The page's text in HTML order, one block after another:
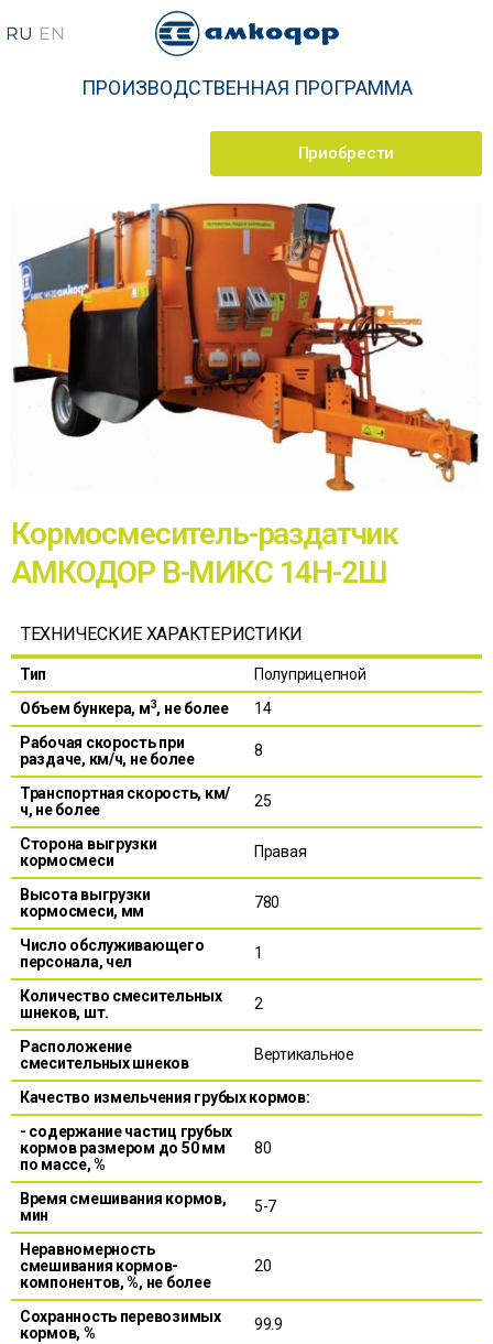
ПРОИЗВОДСТВЕННАЯ ПРОГРАММА
Приобрести
Кормосмеситель-раздатчик
АМКОДОР В-МИКС 14Н-2Ш
ТЕХНИЧЕСКИЕ ХАРАКТЕРИСТИКИ
Тип
Полуприцепной
Объем бункера, м3, не более
14
Рабочая скорость при
раздаче, км/ч, не более
8
Транспортная скорость, км/
ч, не более
25
Сторона выгрузки
кормосмеси
Правая
Высота выгрузки
кормосмеси, мм
780
Число обслуживающего
персонала, чел
1
Количество смесительных
шнеков, шт.
2
Расположение
смесительных шнеков
Вертикальное
Качество измельчения грубых кормов:
- содержание частиц грубых
кормов размером до 50 мм
по массе, %
80
Время смешивания кормов,
мин
5-7
Неравномерность
смешивания кормов-
компонентов, %, не более
20
Сохранность перевозимых
кормов, %
99.9